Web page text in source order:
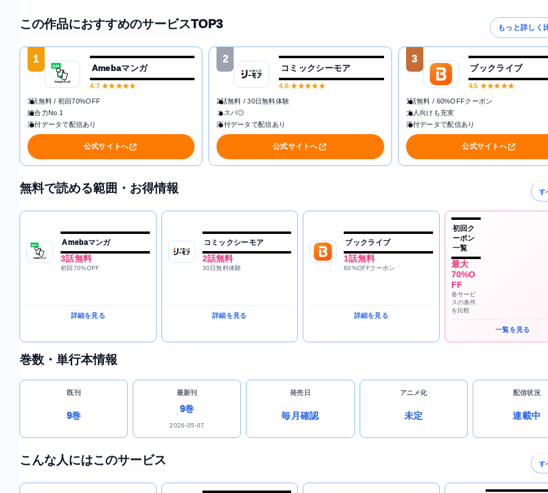
この作品におすすめのサービスTOP3 もっと詳しく
1
Amebaマンガ
4.7★★★★★
3話無料 / 初回70%OFF
総合力No.1
添付データで配信あり
公式サイトへ
2
コミックシーモア
4.6 ★★★★★
2話無料 / 30日無料体験
コスパ◎
添付データで配信あり
公式サイトへ
3
ブックライブ
4.5 ★★★★★
1話無料 / 60%OFFクーポン
大人向けも充実
添付データで配信あり
公式サイトへ
無料で読める範囲・お得情報 す
Amebaマンガ
3話無料
初回70%OFF
詳細を見る
コミックシーモア
2話無料
30日無料体験
詳細を見る
ブックライブ
1話無料
60%OFFクーポン
詳細を見る
初回ク
ーポン
一覧
最大
70%O
FF
各サービ
スの条件
を比較
一覧を見る
巻数・単行本情報
既刊
9巻
最新刊
9巻
2026-05-07
発売日
毎月確認
アニメ化
未定
配信状況
連載中
こんな人にはこのサービス す